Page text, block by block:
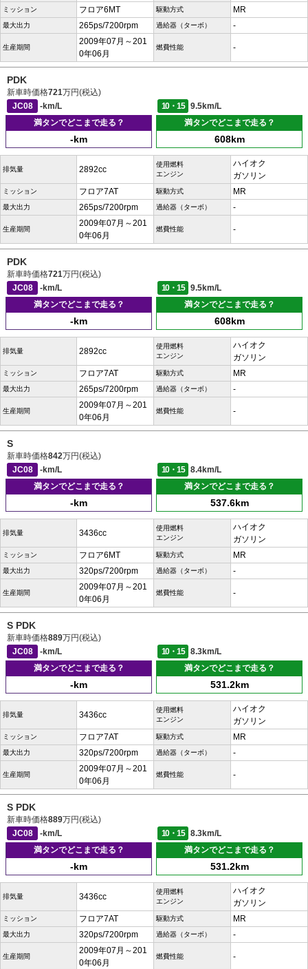
ミッション フロア6MT 駆動方式 MR
最大出力 265ps/7200rpm 過給器（ターボ） -
生産期間
2009年07月～201
0年06月
燃費性能 -
PDK
新車時価格721万円(税込)
JC08
-km/L 10・15
9.5km/L
満タンでどこまで走る？
-km
満タンでどこまで走る？
608km
排気量 2892cc
使用燃料
エンジン
ハイオク
ガソリン
ミッション フロア7AT 駆動方式 MR
最大出力 265ps/7200rpm 過給器（ターボ） -
生産期間
2009年07月～201
0年06月
燃費性能 -
PDK
新車時価格721万円(税込)
JC08
-km/L 10・15
9.5km/L
満タンでどこまで走る？
-km
満タンでどこまで走る？
608km
排気量 2892cc
使用燃料
エンジン
ハイオク
ガソリン
ミッション フロア7AT 駆動方式 MR
最大出力 265ps/7200rpm 過給器（ターボ） -
生産期間
2009年07月～201
0年06月
燃費性能 -
S
新車時価格842万円(税込)
JC08
-km/L 10・15
8.4km/L
満タンでどこまで走る？
-km
満タンでどこまで走る？
537.6km
排気量 3436cc
使用燃料
エンジン
ハイオク
ガソリン
ミッション フロア6MT 駆動方式 MR
最大出力 320ps/7200rpm 過給器（ターボ） -
生産期間
2009年07月～201
0年06月
燃費性能 -
S PDK
新車時価格889万円(税込)
JC08
-km/L 10・15
8.3km/L
満タンでどこまで走る？
-km
満タンでどこまで走る？
531.2km
排気量 3436cc
使用燃料
エンジン
ハイオク
ガソリン
ミッション フロア7AT 駆動方式 MR
最大出力 320ps/7200rpm 過給器（ターボ） -
生産期間
2009年07月～201
0年06月
燃費性能 -
S PDK
新車時価格889万円(税込)
JC08
-km/L 10・15
8.3km/L
満タンでどこまで走る？
-km
満タンでどこまで走る？
531.2km
排気量 3436cc
使用燃料
エンジン
ハイオク
ガソリン
ミッション フロア7AT 駆動方式 MR
最大出力 320ps/7200rpm 過給器（ターボ） -
生産期間
2009年07月～201
0年06月
燃費性能 -